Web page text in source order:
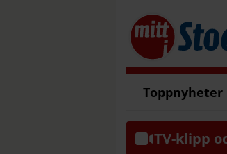
Toppnyheter
TV-klipp